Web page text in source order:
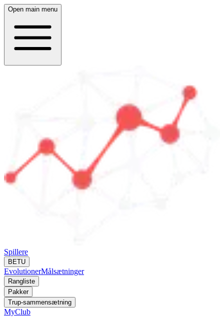
Open main menu
Spillere
BETU
EvolutionerMålsætninger
Rangliste
Pakker
Trup-sammensætning
MyClub